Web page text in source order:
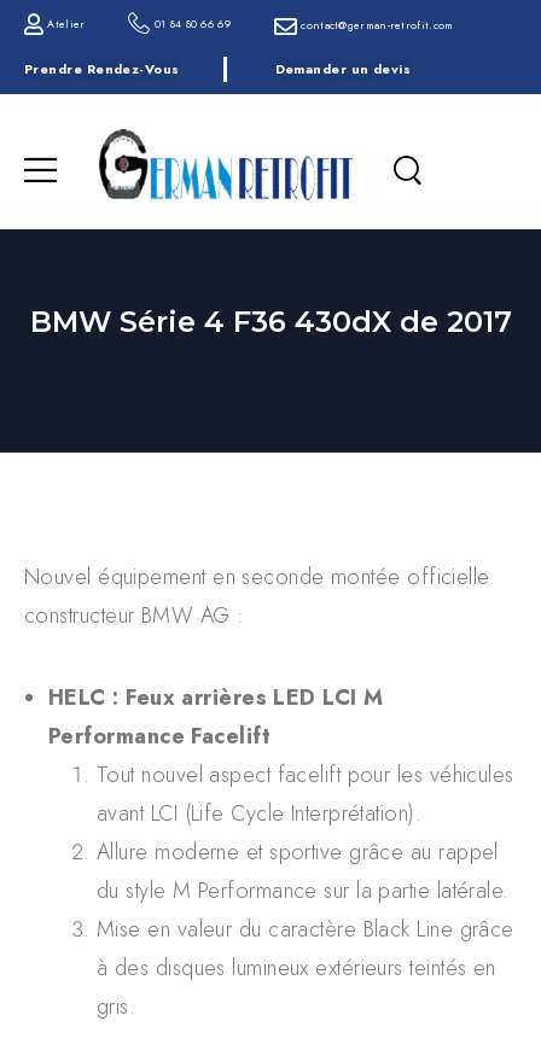
Atelier 01 84 80 66 69 contact@german-retrofit.com
Prendre Rendez-Vous Demander un devis
BMW Série 4 F36 430dX de 2017
Nouvel équipement en seconde montée officielle
constructeur BMW AG :
HELC : Feux arrières LED LCI M
Performance Facelift
Tout nouvel aspect facelift pour les véhicules
avant LCI (Life Cycle Interprétation).
Allure moderne et sportive grâce au rappel
du style M Performance sur la partie latérale.
Mise en valeur du caractère Black Line grâce
à des disques lumineux extérieurs teintés en
gris.